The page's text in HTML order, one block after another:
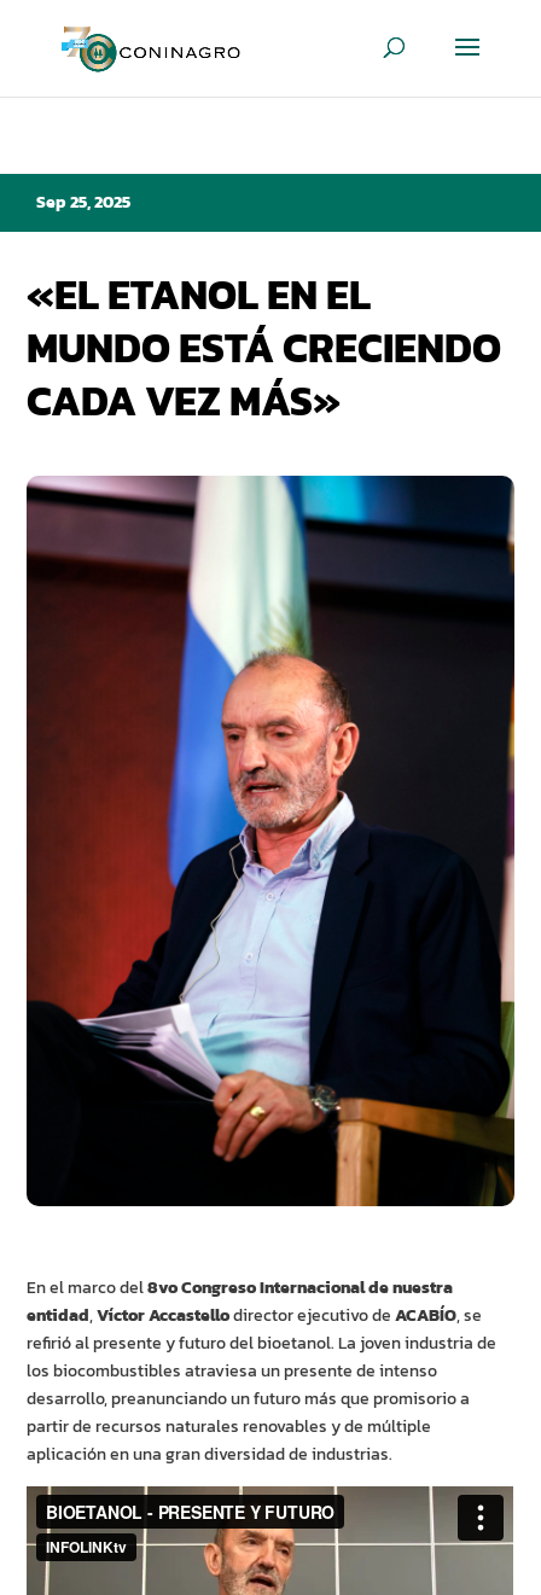
Sep 25, 2025
«EL ETANOL EN EL
MUNDO ESTÁ CRECIENDO
CADA VEZ MÁS»
En el marco del8vo Congreso Internacional de nuestra
entidad,Víctor Accastellodirector ejecutivo deACABÍO, se
refirió al presente y futuro del bioetanol. La joven industria de
los biocombustibles atraviesa un presente de intenso
desarrollo, preanunciando un futuro más que promisorio a
partir de recursos naturales renovables y de múltiple
aplicación en una gran diversidad de industrias.